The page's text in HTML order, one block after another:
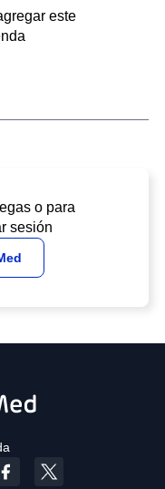
este
o para
sesión